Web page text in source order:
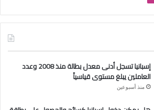
ن
ت
ق
ر
إسبانيا تسجل أدنى معدل بطالة منذ 2008 وعدد
العاملين يبلغ مستوى قياسياً
منذ أسبوعين